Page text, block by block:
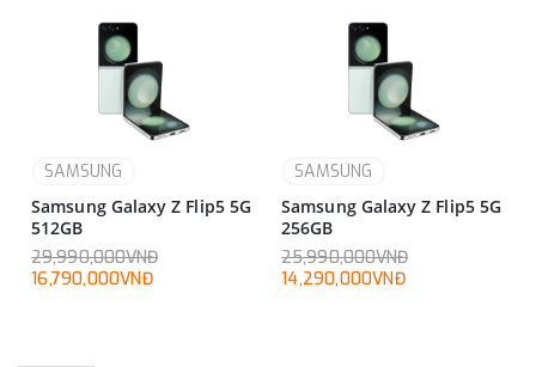
SAMSUNG
Samsung Galaxy Z Flip5 5G
512GB
29,990,000VNĐ
16,790,000VNĐ
SAMSUNG
Samsung Galaxy Z Flip5 5G
256GB
25,990,000VNĐ
14,290,000VNĐ